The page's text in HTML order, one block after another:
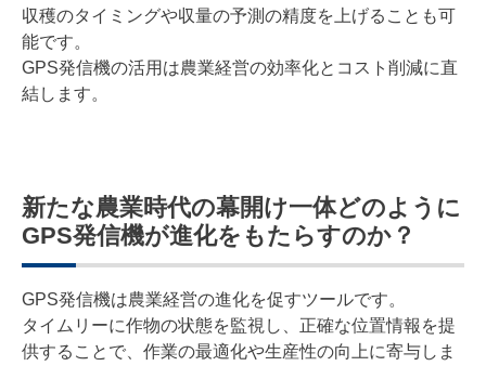
収穫のタイミングや収量の予測の精度を上げることも可
能です。
GPS発信機の活用は農業経営の効率化とコスト削減に直
結します。
新たな農業時代の幕開け一体どのように
GPS発信機が進化をもたらすのか？
GPS発信機は農業経営の進化を促すツールです。
タイムリーに作物の状態を監視し、正確な位置情報を提
供することで、作業の最適化や生産性の向上に寄与しま